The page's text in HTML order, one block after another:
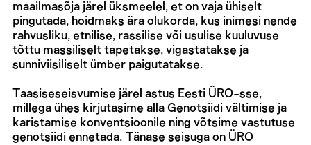
maailmasõja järel üksmeelel, et on vaja ühiselt
pingutada, hoidmaks ära olukorda, kus inimesi nende
rahvusliku, etnilise, rassilise või usulise kuuluvuse
tõttu massiliselt tapetakse, vigastatakse ja
sunniviisiliselt ümber paigutatakse.
Taasiseseisvumise järel astus Eesti ÜRO-sse,
millega ühes kirjutasime alla Genotsiidi vältimise ja
karistamise konventsioonile ning võtsime vastutuse
genotsiidi ennetada. Tänase seisuga on ÜRO